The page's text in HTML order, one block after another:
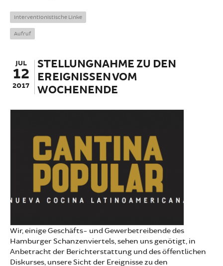
Interventionistische Linke
Aufruf
JUL
12
2017
STELLUNGNAHME ZU DEN
EREIGNISSEN VOM
WOCHENENDE
Wir, einige Geschäfts- und Gewerbetreibende des
Hamburger Schanzenviertels, sehen uns genötigt, in
Anbetracht der Berichterstattung und des öffentlichen
Diskurses, unsere Sicht der Ereignisse zu den